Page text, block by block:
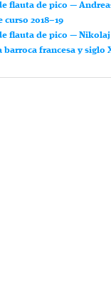
flauta de pico —
2018–19
flauta de pico —
francesa y siglo